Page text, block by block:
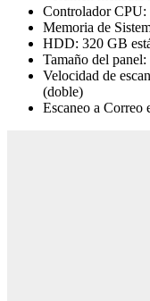
Controlador
Memoria de
HDD: 320 GB
Tamaño del
Velocidad de
(doble)
Escaneo a Correo